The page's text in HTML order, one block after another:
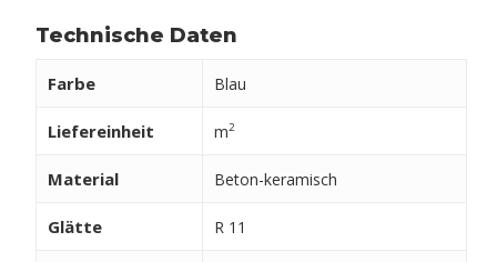
Technische Daten
Farbe Blau
Liefereinheit m2
Material Beton-keramisch
Glätte R 11